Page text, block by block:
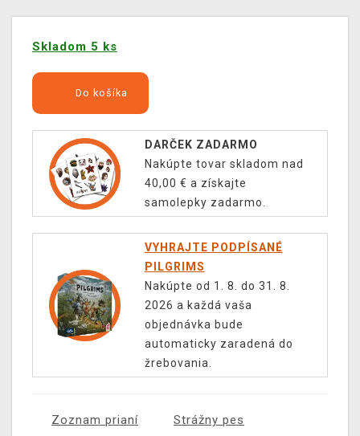
Skladom 5 ks
Do košíka
DARČEK ZADARMO
Nakúpte tovar skladom nad
40,00 € a získajte
samolepky zadarmo.
VYHRAJTE PODPÍSANÉ
PILGRIMS
Nakúpte od 1. 8. do 31. 8.
2026 a každá vaša
objednávka bude
automaticky zaradená do
žrebovania.
Zoznam prianí Strážny pes